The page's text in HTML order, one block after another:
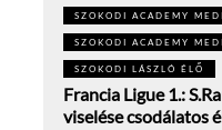
SZOKODI ACADEMY
SZOKODI ACADEMY
SZOKODI LÁSZLÓ ÉLŐ
Francia Ligue 1.:
viselése csodálatos